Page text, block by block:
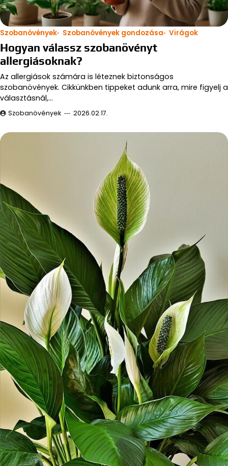
Szobanövények Szobanövények gondozása Virágok
Hogyan válassz szobanövényt
allergiásoknak?
Az allergiások számára is léteznek biztonságos
szobanövények. Cikkünkben tippeket adunk arra, mire figyelj a
választásnál,…
Szobanövények 2026.02.17.